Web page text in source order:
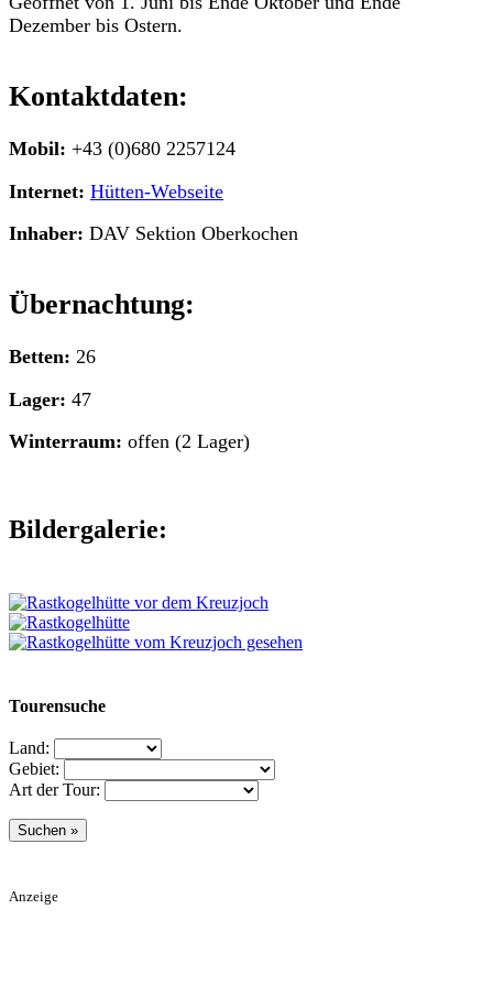
Dezember bis Ostern.
Kontaktdaten:
Mobil: +43 (0)680 2257124
Internet: Hütten-Webseite
Inhaber: DAV Sektion Oberkochen
Übernachtung:
Betten: 26
Lager: 47
Winterraum: offen (2 Lager)
Bildergalerie:
Tourensuche
Land:
Gebiet:
Art der Tour:
Anzeige